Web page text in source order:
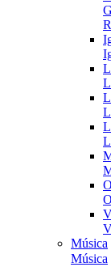
Música
Música